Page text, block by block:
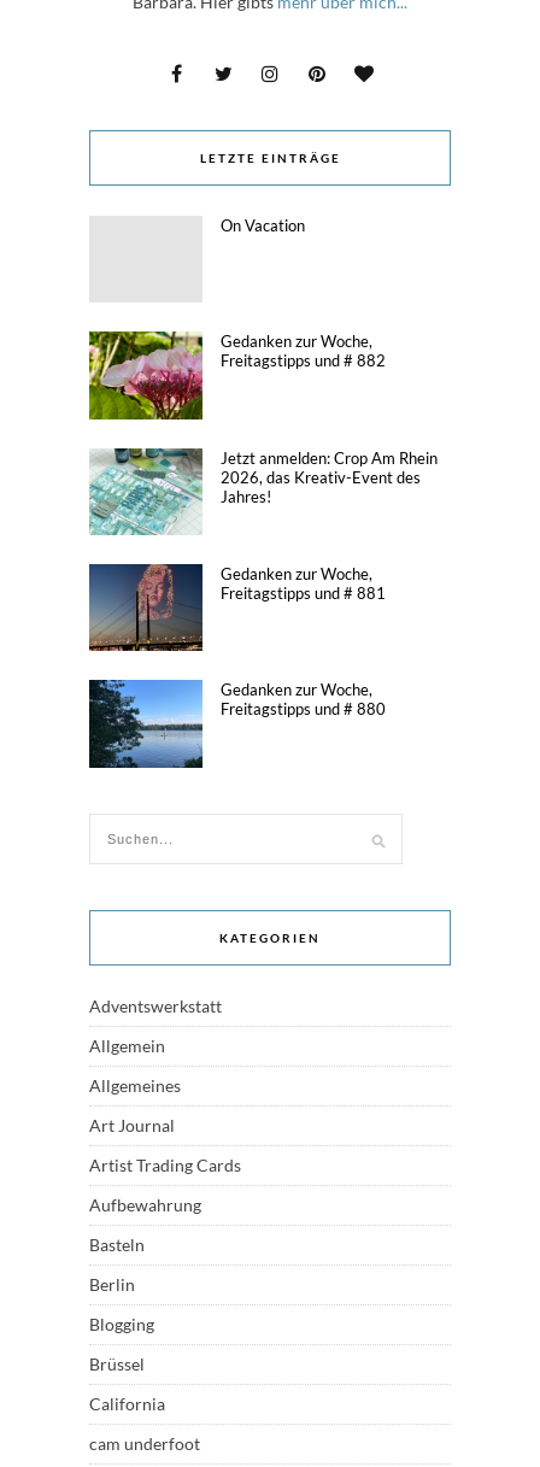
LETZTE EINTRÄGE
On Vacation
Gedanken zur Woche,
Freitagstipps und # 882
Jetzt anmelden: Crop Am Rhein
2026, das Kreativ-Event des
Jahres!
Gedanken zur Woche,
Freitagstipps und # 881
Gedanken zur Woche,
Freitagstipps und # 880
KATEGORIEN
Adventswerkstatt
Allgemein
Allgemeines
Art Journal
Artist Trading Cards
Aufbewahrung
Basteln
Berlin
Blogging
Brüssel
California
cam underfoot